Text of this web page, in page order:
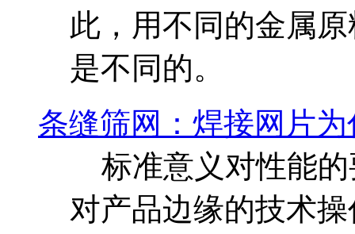
此，用不同的金属
是不同的。
条缝筛网：焊接网片
标准意义对性能的
对产品边缘的技术